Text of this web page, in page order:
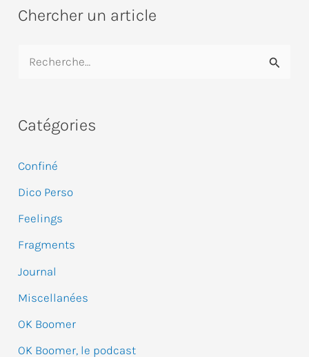
Chercher un article
h
r
c
h
e
r
Catégories
Confiné
Dico Perso
Feelings
Fragments
Journal
Miscellanées
OK Boomer
OK Boomer, le podcast